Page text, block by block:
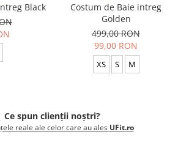
Black
Costum de Baie intreg
Golden
499,00 RON
99,00 RON
XS S M
Ce spun clienții noștri?
reale ale celor care au ales UFit.ro